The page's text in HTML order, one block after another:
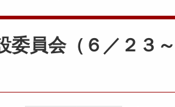
委員会（６／２３